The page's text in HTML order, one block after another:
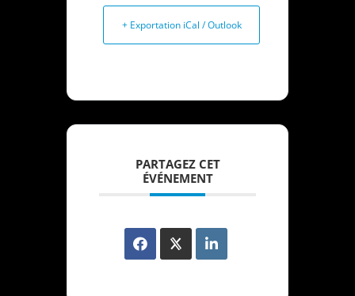
+ Exportation iCal / Outlook
PARTAGEZ CET
ÉVÉNEMENT